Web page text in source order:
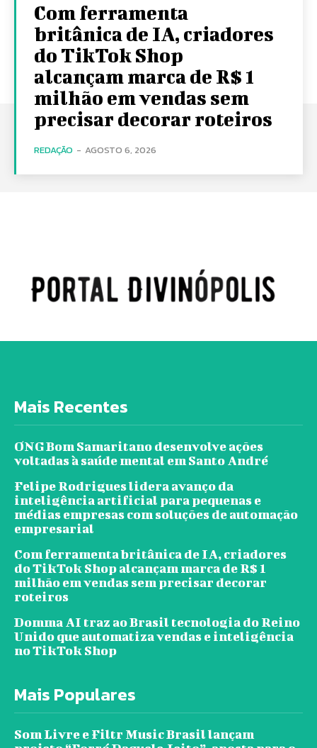
Com ferramenta
britânica de IA, criadores
do TikTok Shop
alcançam marca de R$ 1
milhão em vendas sem
precisar decorar roteiros
REDAÇÃO - AGOSTO 6, 2026
Mais Recentes
ONG Bom Samaritano desenvolve ações
voltadas à saúde mental em Santo André
Felipe Rodrigues lidera avanço da
inteligência artificial para pequenas e
médias empresas com soluções de automação
empresarial
Com ferramenta britânica de IA, criadores
do TikTok Shop alcançam marca de R$ 1
milhão em vendas sem precisar decorar
roteiros
Domma AI traz ao Brasil tecnologia do Reino
Unido que automatiza vendas e inteligência
no TikTok Shop
Mais Populares
Som Livre e Filtr Music Brasil lançam